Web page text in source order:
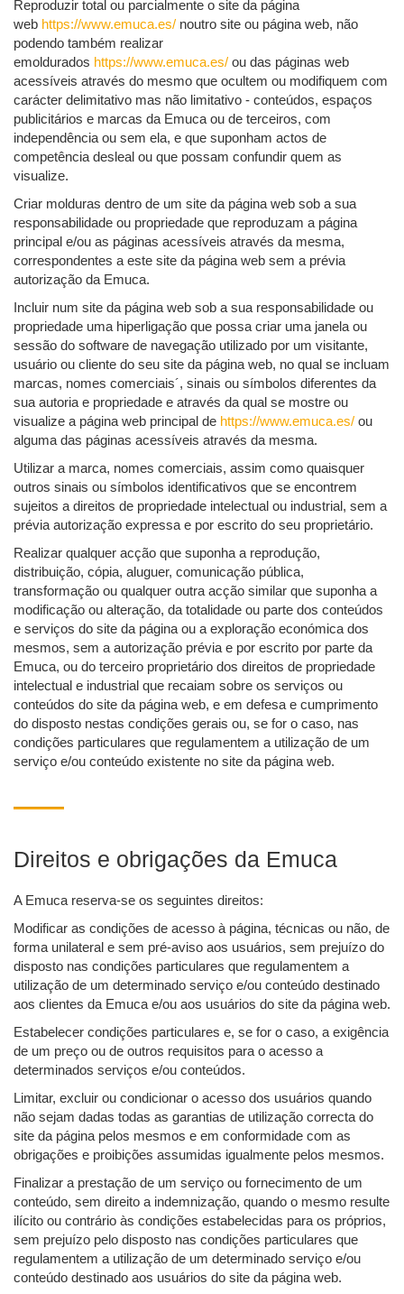
Reproduzir total ou parcialmente o site da página
web https://www.emuca.es/ noutro site ou página web, não
podendo também realizar
emoldurados https://www.emuca.es/ ou das páginas web
acessíveis através do mesmo que ocultem ou modifiquem com
carácter delimitativo mas não limitativo - conteúdos, espaços
publicitários e marcas da Emuca ou de terceiros, com
independência ou sem ela, e que suponham actos de
competência desleal ou que possam confundir quem as
visualize.
Criar molduras dentro de um site da página web sob a sua
responsabilidade ou propriedade que reproduzam a página
principal e/ou as páginas acessíveis através da mesma,
correspondentes a este site da página web sem a prévia
autorização da Emuca.
Incluir num site da página web sob a sua responsabilidade ou
propriedade uma hiperligação que possa criar uma janela ou
sessão do software de navegação utilizado por um visitante,
usuário ou cliente do seu site da página web, no qual se incluam
marcas, nomes comerciais´, sinais ou símbolos diferentes da
sua autoria e propriedade e através da qual se mostre ou
visualize a página web principal de https://www.emuca.es/ ou
alguma das páginas acessíveis através da mesma.
Utilizar a marca, nomes comerciais, assim como quaisquer
outros sinais ou símbolos identificativos que se encontrem
sujeitos a direitos de propriedade intelectual ou industrial, sem a
prévia autorização expressa e por escrito do seu proprietário.
Realizar qualquer acção que suponha a reprodução,
distribuição, cópia, aluguer, comunicação pública,
transformação ou qualquer outra acção similar que suponha a
modificação ou alteração, da totalidade ou parte dos conteúdos
e serviços do site da página ou a exploração económica dos
mesmos, sem a autorização prévia e por escrito por parte da
Emuca, ou do terceiro proprietário dos direitos de propriedade
intelectual e industrial que recaiam sobre os serviços ou
conteúdos do site da página web, e em defesa e cumprimento
do disposto nestas condições gerais ou, se for o caso, nas
condições particulares que regulamentem a utilização de um
serviço e/ou conteúdo existente no site da página web.
Direitos e obrigações da Emuca
A Emuca reserva-se os seguintes direitos:
Modificar as condições de acesso à página, técnicas ou não, de
forma unilateral e sem pré-aviso aos usuários, sem prejuízo do
disposto nas condições particulares que regulamentem a
utilização de um determinado serviço e/ou conteúdo destinado
aos clientes da Emuca e/ou aos usuários do site da página web.
Estabelecer condições particulares e, se for o caso, a exigência
de um preço ou de outros requisitos para o acesso a
determinados serviços e/ou conteúdos.
Limitar, excluir ou condicionar o acesso dos usuários quando
não sejam dadas todas as garantias de utilização correcta do
site da página pelos mesmos e em conformidade com as
obrigações e proibições assumidas igualmente pelos mesmos.
Finalizar a prestação de um serviço ou fornecimento de um
conteúdo, sem direito a indemnização, quando o mesmo resulte
ilícito ou contrário às condições estabelecidas para os próprios,
sem prejuízo pelo disposto nas condições particulares que
regulamentem a utilização de um determinado serviço e/ou
conteúdo destinado aos usuários do site da página web.